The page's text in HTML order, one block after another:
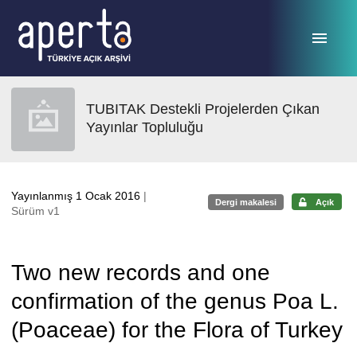
TUBITAK Destekli Projelerden Çıkan
Yayınlar Topluluğu
Yayınlanmış 1 Ocak 2016 |
Sürüm v1
Dergi makalesi Açık
Two new records and one
confirmation of the genus Poa L.
(Poaceae) for the Flora of Turkey